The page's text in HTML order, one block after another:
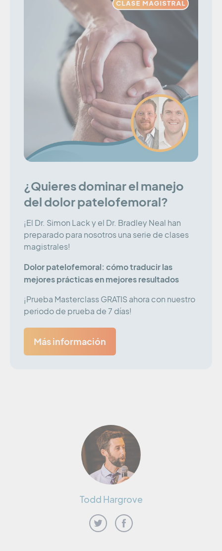
¿Quieres dominar el manejo
del dolor patelofemoral?
¡El Dr. Simon Lack y el Dr. Bradley Neal han
preparado para nosotros una serie de clases
magistrales!
Dolor patelofemoral: cómo traducir las
mejores prácticas en mejores resultados
¡Prueba Masterclass GRATIS ahora con nuestro
periodo de prueba de 7 días!
Más información
Todd Hargrove